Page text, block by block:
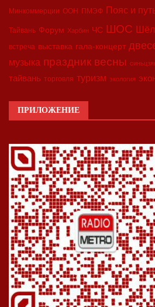
Минкоммерции ООН ПМЭФ Пояс и
Тайвань Форум Харбин ЧС ШОС
встреча выставка гала-концерт
музыка праздник весны
тайвань торговля туризм экология
ПРИЛОЖЕНИЕ